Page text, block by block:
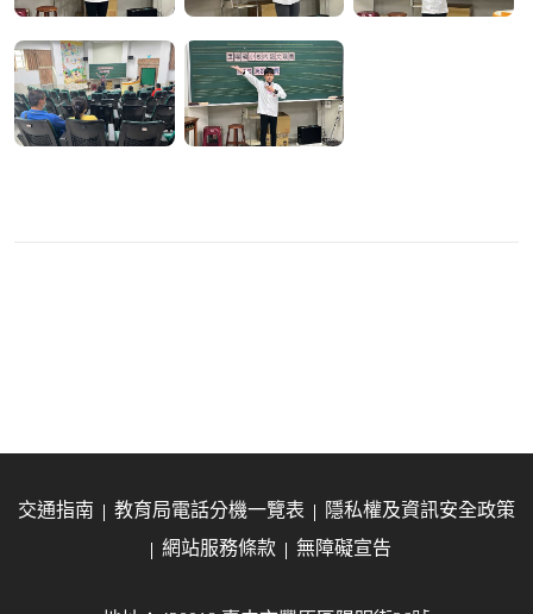
交通指南 教育局電話分機一覽表
隱私權及資訊安全政策
網站服務條款
無障礙宣告